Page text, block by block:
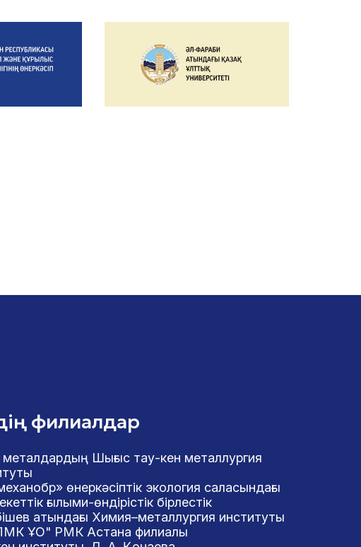
филиалдар
металдардың Шығыс тау-кен металлургия
өнеркәсіптік экология саласындағы
ғылыми-өндірістік бірлестік
атындағы Химия–металлургия институты
ҰО" РМК Астана филиалы